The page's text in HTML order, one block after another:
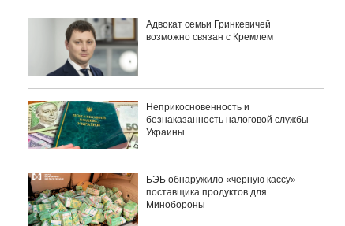
Адвокат семьи Гринкевичей
возможно связан с Кремлем
Неприкосновенность и
безнаказанность налоговой службы
Украины
БЭБ обнаружило «черную кассу»
поставщика продуктов для
Минобороны